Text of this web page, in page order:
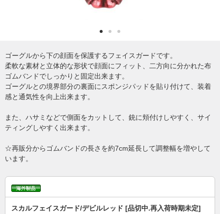
ゴーグルから下の顔面を保護するフェイスガードです。
柔軟な素材と立体的な形状で顔面にフィット、二方向に分かれた布
ゴムバンドでしっかりと固定出来ます。
ゴーグルとの境界部分の裏面にスポンジパッドを貼り付けて、装着
感と通気性を向上出来ます。
また、ハサミなどで側面をカットして、銃に頬付けしやすく、サイ
ティングしやすく出来ます。
☆再販分からゴムバンドの長さを約7cm延長して調整幅を増やして
います。
スカルフェイスガード/デビルレッド [品切中.再入荷時期未定]